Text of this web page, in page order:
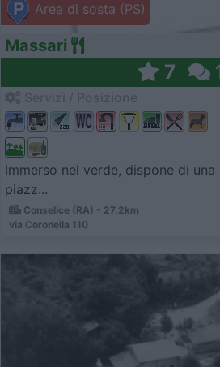
Area di sosta (PS)
Massari
7
Immerso nel verde, dispone di una
piazz...
Conselice (RA) - 27.2km
via Coronella 110